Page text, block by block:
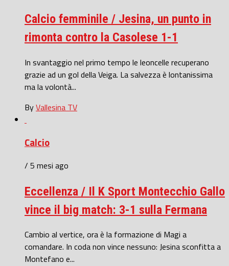
Calcio femminile / Jesina, un punto in
rimonta contro la Casolese 1-1
In svantaggio nel primo tempo le leoncelle recuperano
grazie ad un gol della Veiga. La salvezza è lontanissima
ma la volontà...
ByVallesina TV
Calcio
/ 5 mesi ago
Eccellenza / Il K Sport Montecchio Gallo
vince il big match: 3-1 sulla Fermana
Cambio al vertice, ora è la formazione di Magi a
comandare. In coda non vince nessuno: Jesina sconfitta a
Montefano e...